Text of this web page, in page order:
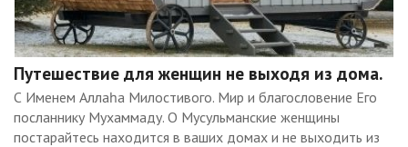
Путешествие для женщин не выходя из дома.
С Именем Аллаһа Милостивого. Мир и благословение Его
посланнику Мухаммаду. О Мусульманские женщины
постарайтесь находится в ваших домах и не выходить из